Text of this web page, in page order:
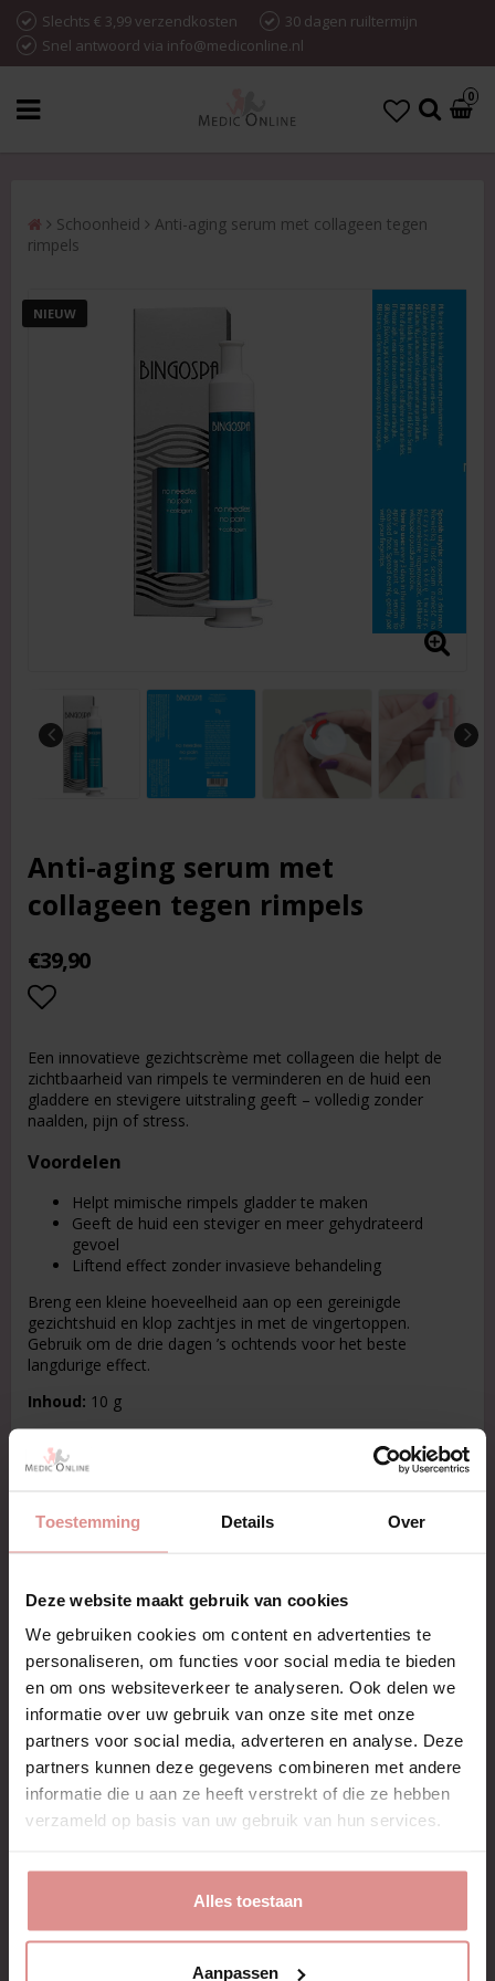
Toestemming Details Over
Deze website maakt gebruik van cookies
We gebruiken cookies om content en advertenties te
personaliseren, om functies voor social media te bieden
en om ons websiteverkeer te analyseren. Ook delen we
informatie over uw gebruik van onze site met onze
partners voor social media, adverteren en analyse. Deze
partners kunnen deze gegevens combineren met andere
informatie die u aan ze heeft verstrekt of die ze hebben
verzameld op basis van uw gebruik van hun services.
Alles toestaan
Aanpassen
Slechts € 3,99 verzendkosten
30 dagen ruiltermijn
Snel antwoord via info@mediconline.nl
0
Schoonheid
Anti-aging serum met collageen tegen
rimpels
NIEUW
Anti-aging serum met
collageen tegen rimpels
€39,90
Add to list of favorites
Een innovatieve gezichtscrème met collageen die helpt de
zichtbaarheid van rimpels te verminderen en de huid een
gladdere en stevigere uitstraling geeft – volledig zonder
naalden, pijn of stress.
Voordelen
Helpt mimische rimpels gladder te maken
Geeft de huid een steviger en meer gehydrateerd
gevoel
Liftend effect zonder invasieve behandeling
Breng een kleine hoeveelheid aan op een gereinigde
gezichtshuid en klop zachtjes in met de vingertoppen.
Gebruik om de drie dagen ’s ochtends voor het beste
langdurige effect.
Inhoud: 10 g
IN WINKELWAGEN
4-8 werkdagen levertijd
30 dagen ruiltermijn
Snel antwoord via info@mediconline.nl
Merk BingoSpa
Beschrijving
die rimpels vermindert en lift